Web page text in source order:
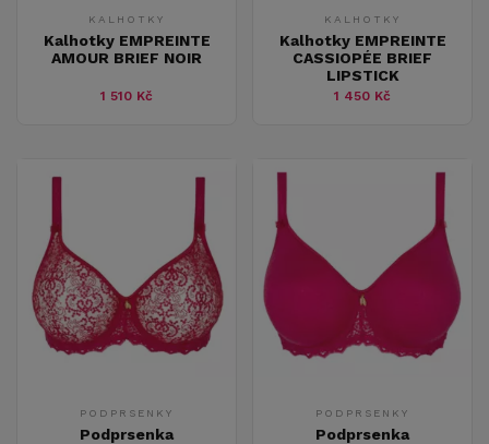
KALHOTKY
Kalhotky EMPREINTE
AMOUR BRIEF NOIR
1 510 Kč
KALHOTKY
Kalhotky EMPREINTE
CASSIOPÉE BRIEF
LIPSTICK
1 450 Kč
PODPRSENKY
Podprsenka
PODPRSENKY
Podprsenka